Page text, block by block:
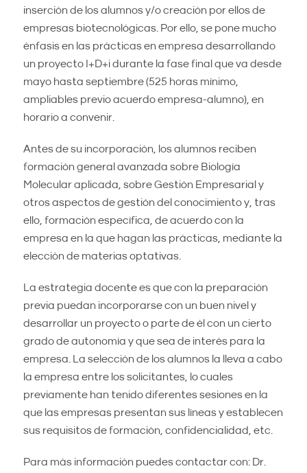
inserción de los alumnos y/o creación por ellos de
empresas biotecnológicas. Por ello, se pone mucho
énfasis en las prácticas en empresa desarrollando
un proyecto I+D+i durante la fase final que va desde
mayo hasta septiembre (525 horas mínimo,
ampliables previo acuerdo empresa-alumno), en
horario a convenir.
Antes de su incorporación, los alumnos reciben
formación general avanzada sobre Biología
Molecular aplicada, sobre Gestión Empresarial y
otros aspectos de gestión del conocimiento y, tras
ello, formación específica, de acuerdo con la
empresa en la que hagan las prácticas, mediante la
elección de materias optativas.
La estrategia docente es que con la preparación
previa puedan incorporarse con un buen nivel y
desarrollar un proyecto o parte de él con un cierto
grado de autonomía y que sea de interés para la
empresa. La selección de los alumnos la lleva a cabo
la empresa entre los solicitantes, lo cuales
previamente han tenido diferentes sesiones en la
que las empresas presentan sus líneas y establecen
sus requisitos de formación, confidencialidad, etc.
Para más información puedes contactar con: Dr.